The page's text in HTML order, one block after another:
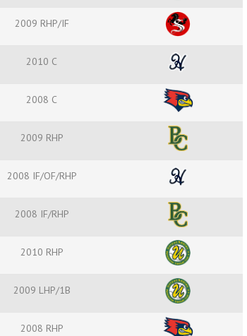
2009 RHP/IF
2010 C
2008 C
2009 RHP
2008 IF/OF/RHP
2008 IF/RHP
2010 RHP
2009 LHP/1B
2008 RHP